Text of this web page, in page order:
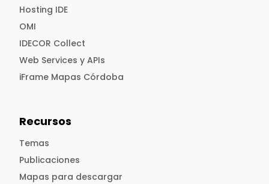
Hosting IDE
OMI
IDECOR Collect
Web Services y APIs
iFrame Mapas Córdoba
Recursos
Temas
Publicaciones
Mapas para descargar